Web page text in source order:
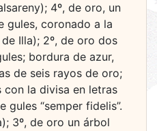
4º, de oro, un
gules, coronado a la
Illa); 2º, de oro dos
bordura de azur,
de seis rayos de oro;
con la divisa en letras
“semper fidelis”.
3º, de oro un árbol